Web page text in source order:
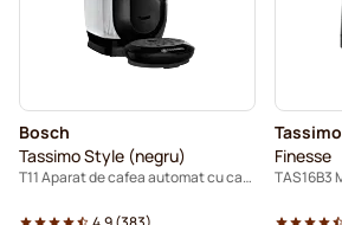
Capsule pentru Tassimo®
Capsule cafea Marcilla pentru Tassimo
Bosch
Tassimo Style (negru)
T11 Aparat de cafea automat cu capsule
Tassimo
Finesse